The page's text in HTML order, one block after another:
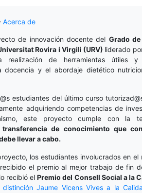
Acerca de
de innovación docente del Grado
Rovira i Virgili (URV) liderado
realización de herramientas útiles y
docencia y el abordaje dietético
estudiantes del último curso
adquiriendo competencias de
este proyecto cumple con la
transferencia de conocimiento que
llevar a cabo.
los estudiantes involucrados en el
el premio al mejor trabajo de fin
recibió elPremio del Consell Social a la
distinción Jaume Vicens Vives a la